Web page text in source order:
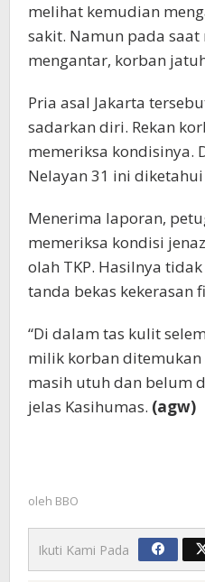
melihat kemudian
sakit. Namun pada
mengantar, korban
Pria asal Jakarta
sadarkan diri. Rekan
memeriksa kondisinya.
Nelayan 31 ini
Menerima laporan,
memeriksa kondisi
olah TKP. Hasilnya
tanda bekas kekerasan
“Di dalam tas kulit
milik korban
masih utuh dan belum
jelas Kasihumas. (agw)
oleh BBO
Ikuti Kami Pada